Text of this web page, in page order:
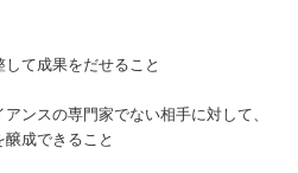
て成果をだせること
ンスの専門家でない相手に対して、
成できること